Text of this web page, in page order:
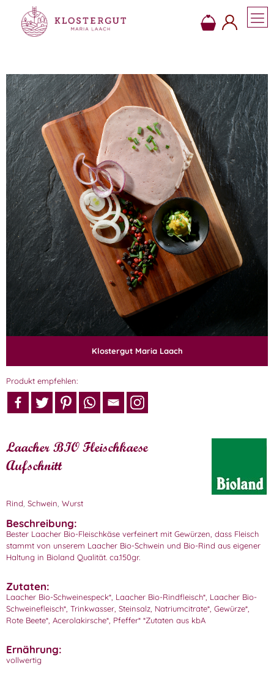
Klostergut Maria Laach
Produkt empfehlen:
Laacher BIO Fleischkaese
Aufschnitt
Rind Schwein Wurst
Beschreibung:
Bester Laacher Bio-Fleischkäse verfeinert mit Gewürzen, dass Fleisch
stammt von unserem Laacher Bio-Schwein und Bio-Rind aus eigener
Haltung in Bioland Qualität. ca.150gr.
Zutaten:
Laacher Bio-Schweinespeck*, Laacher Bio-Rindfleisch*, Laacher Bio-
Schweinefleisch*, Trinkwasser, Steinsalz, Natriumcitrate*, Gewürze*,
Rote Beete*, Acerolakirsche*, Pfeffer* *Zutaten aus kbA
Ernährung:
vollwertig